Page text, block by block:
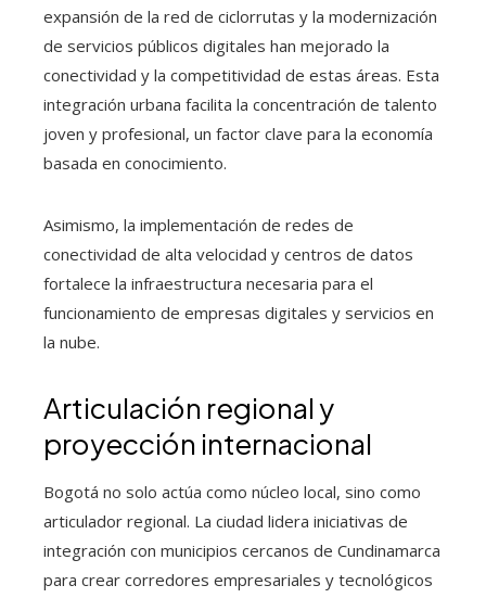
expansión de la red de ciclorrutas y la modernización
de servicios públicos digitales han mejorado la
conectividad y la competitividad de estas áreas. Esta
integración urbana facilita la concentración de talento
joven y profesional, un factor clave para la economía
basada en conocimiento.
Asimismo, la implementación de redes de
conectividad de alta velocidad y centros de datos
fortalece la infraestructura necesaria para el
funcionamiento de empresas digitales y servicios en
la nube.
Articulación regional y
proyección internacional
Bogotá no solo actúa como núcleo local, sino como
articulador regional. La ciudad lidera iniciativas de
integración con municipios cercanos de Cundinamarca
para crear corredores empresariales y tecnológicos